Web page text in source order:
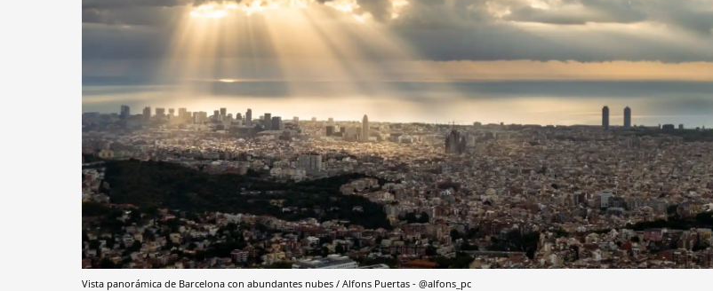
Vista panorámica de Barcelona con abundantes nubes / Alfons Puertas - @alfons_pc